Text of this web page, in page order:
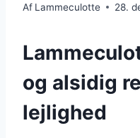
Af Lammeculotte 28.
og alsidig
lejlighed